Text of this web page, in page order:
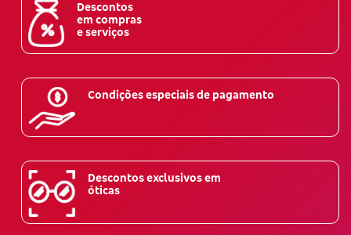
Descontos
em compras
e serviços
Condições especiais de pagamento
Descontos exclusivos em
óticas